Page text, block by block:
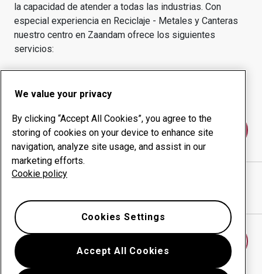
la capacidad de atender a todas las industrias. Con
especial experiencia en Reciclaje - Metales y Canteras
nuestro centro en Zaandam ofrece los siguientes
servicios:
Productos de desgaste
Servicios de asesoría
Gestión inteligente
Póngase en contacto con nosotros
GEHA LAVERMAN B.V.
We value your privacy
By clicking “Accept All Cookies”, you agree to the
storing of cookies on your device to enhance site
navigation, analyze site usage, and assist in our
marketing efforts.
Cookie policy
Accept All Cookies
Cookies Settings